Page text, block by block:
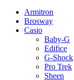
Armitron
Brosway
Casio
Baby-G
Edifice
G-Shock
Pro Trek
Sheen